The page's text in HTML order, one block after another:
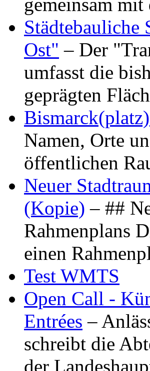
Ost" – Der
umfasst die
geprägten
Namen, Orte
öffentlichen
Neuer
(Kopie) – ##
Rahmenplans
einen
Test WMTS
Open Call -
Entrées –
schreibt die
der